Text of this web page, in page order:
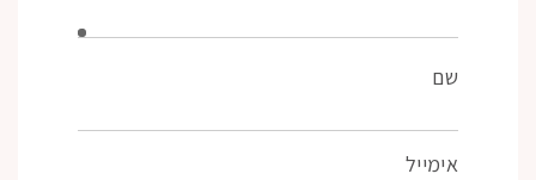
שם
אימייל